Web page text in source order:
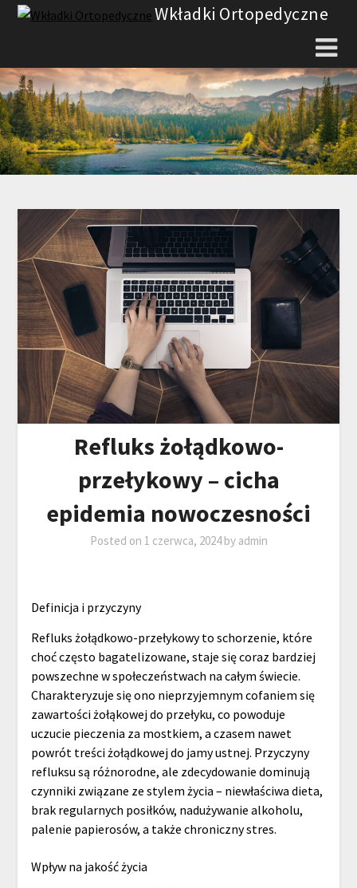
Skip
Wkładki Ortopedyczne
Refluks żołądkowo-
przełykowy – cicha
epidemia nowoczesności
Posted on 1 czerwca, 2024by admin
Definicja i przyczyny
Refluks żołądkowo-przełykowy to schorzenie, które
choć często bagatelizowane, staje się coraz bardziej
powszechne w społeczeństwach na całym świecie.
Charakteryzuje się ono nieprzyjemnym cofaniem się
zawartości żołąkowej do przełyku, co powoduje
uczucie pieczenia za mostkiem, a czasem nawet
powrót treści żołądkowej do jamy ustnej. Przyczyny
refluksu są różnorodne, ale zdecydowanie dominują
czynniki związane ze stylem życia – niewłaściwa dieta,
brak regularnych posiłków, nadużywanie alkoholu,
palenie papierosów, a także chroniczny stres.
Wpływ na jakość życia